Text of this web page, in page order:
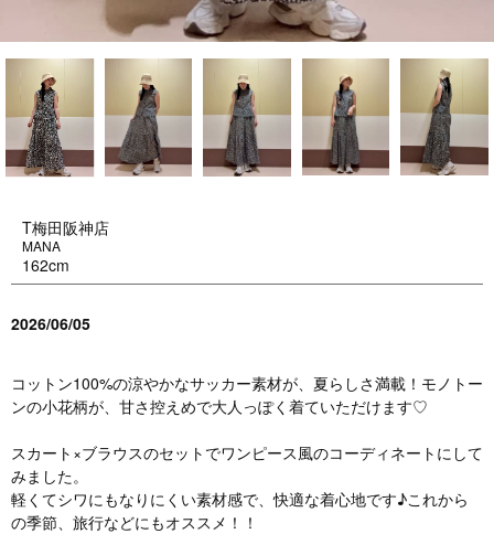
T梅田阪神店
MANA
162cm
2026/06/05
コットン100%の涼やかなサッカー素材が、夏らしさ満載！モノトー
ンの小花柄が、甘さ控えめで大人っぽく着ていただけます♡
スカート×ブラウスのセットでワンピース風のコーディネートにして
みました。
軽くてシワにもなりにくい素材感で、快適な着心地です♪これから
の季節、旅行などにもオススメ！！